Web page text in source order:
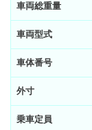
車両総重量
車両型式
車体番号
外寸
乗車定員